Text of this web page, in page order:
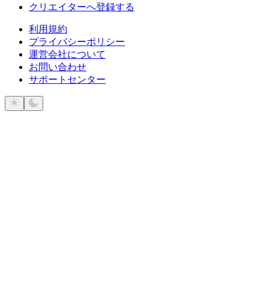
クリエイターへ登録する
利用規約
プライバシーポリシー
運営会社について
お問い合わせ
サポートセンター